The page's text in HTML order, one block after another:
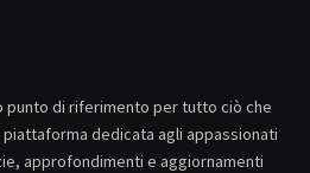
punto di riferimento per tutto ciò che
dedicata agli appassionati
approfondimenti e aggiornamenti